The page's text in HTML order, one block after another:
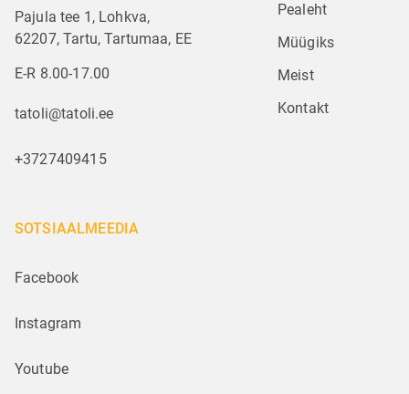
Pajula tee 1, Lohkva,
62207, Tartu, Tartumaa, EE
E-R 8.00-17.00
tatoli@tatoli.ee
+3727409415
Pealeht
Müügiks
Meist
Kontakt
SOTSIAALMEEDIA
Facebook
Instagram
Youtube